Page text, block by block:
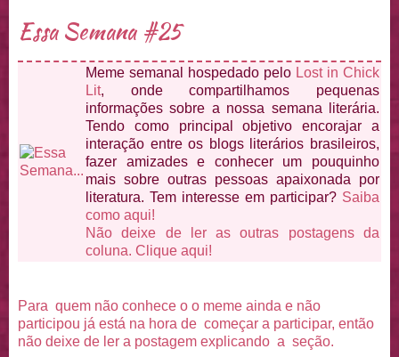
Essa Semana #25
Meme semanal hospedado pelo Lost in Chick
Lit, onde compartilhamos pequenas
informações sobre a nossa semana literária.
Tendo como principal objetivo encorajar a
interação entre os blogs literários brasileiros,
fazer amizades e conhecer um pouquinho
mais sobre outras pessoas apaixonada por
literatura. Tem interesse em participar? Saiba
como aqui!
Não deixe de ler as outras postagens da
coluna. Clique aqui!
Para quem não conhece o o meme ainda e não
participou já está na hora de começar a participar, então
não deixe de ler a postagem explicando a seção.